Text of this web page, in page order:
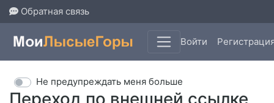
Обратная связь
Войти
Переход по внешней ссылке
Не предупреждать меня больше